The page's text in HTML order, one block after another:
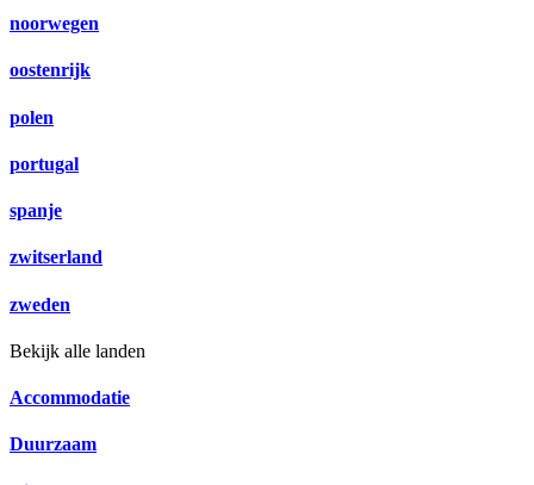
noorwegen
oostenrijk
polen
portugal
spanje
zwitserland
zweden
Bekijk alle landen
Accommodatie
Duurzaam